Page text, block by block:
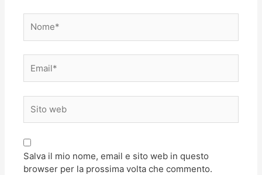
web
Salva il mio nome, email e sito web in questo
browser per la prossima volta che commento.